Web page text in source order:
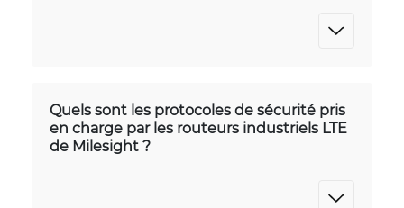
Quels sont les protocoles de sécurité pris
en charge par les routeurs industriels LTE
de Milesight ?